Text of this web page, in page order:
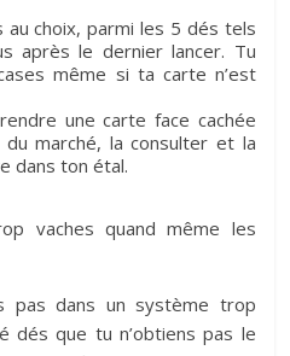
choix, parmi les 5 dés tels
après le dernier lancer. Tu
même si ta carte n’est
une carte face cachée
du marché, la consulter et la
dans ton étal.
vaches quand même les
pas dans un système trop
dés que tu n’obtiens pas le